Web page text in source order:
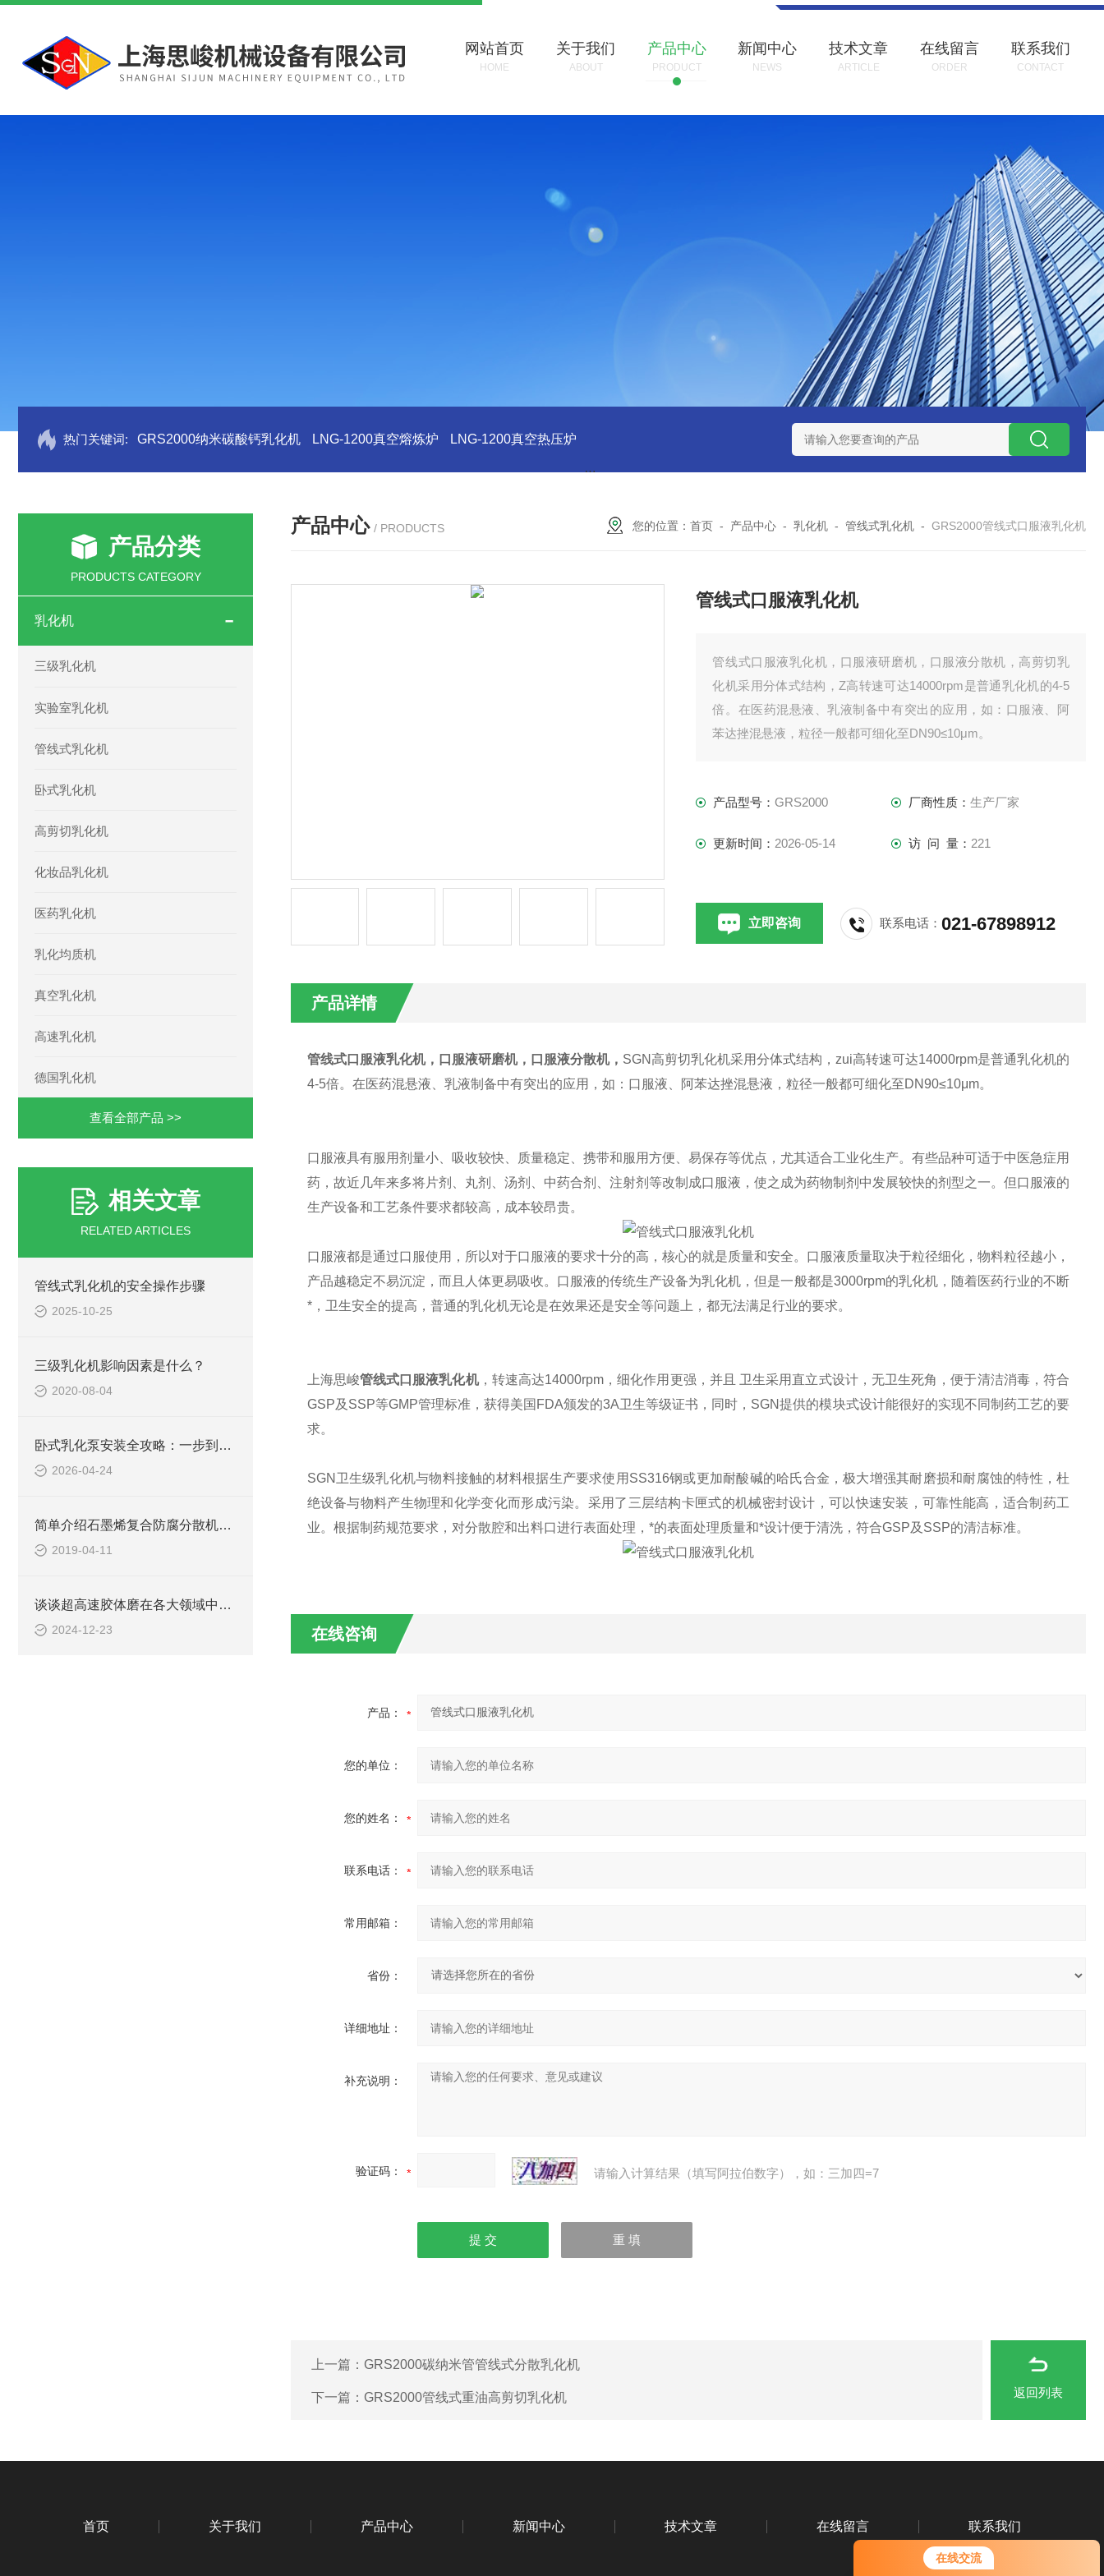
在线交流
网站首页
HOME
关于我们
ABOUT
产品中心
PRODUCT
新闻中心
NEWS
技术文章
ARTICLE
在线留言
ORDER
联系我们
CONTACT
热门关键词: GRS2000纳米碳酸钙乳化机 LNG-1200真空熔炼炉 LNG-1200真空热压炉 LNHZ-1200碳包覆回转炉 LNHZ-1200可倾斜式回转炉
产品分类
PRODUCTS CATEGORY
乳化机
三级乳化机
实验室乳化机
管线式乳化机
卧式乳化机
高剪切乳化机
化妆品乳化机
医药乳化机
乳化均质机
真空乳化机
高速乳化机
德国乳化机
查看全部产品 >>
相关文章
RELATED ARTICLES
管线式乳化机的安全操作步骤
2025-10-25
三级乳化机影响因素是什么？
2020-08-04
卧式乳化泵安装全攻略：一步到位，告别安装难题！
2026-04-24
简单介绍石墨烯复合防腐分散机的工艺流程
2019-04-11
谈谈超高速胶体磨在各大领域中的作用
2024-12-23
产品中心 / PRODUCTS 您的位置： 首页 - 产品中心 - 乳化机 - 管线式乳化机 - GRS2000管线式口服液乳化机
管线式口服液乳化机
管线式口服液乳化机，口服液研磨机，口服液分散机，高剪切乳
化机采用分体式结构，Z高转速可达14000rpm是普通乳化机的4-5
倍。在医药混悬液、乳液制备中有突出的应用，如：口服液、阿
苯达挫混悬液，粒径一般都可细化至DN90≤10μm。
产品型号：GRS2000 厂商性质： 生产厂家
更新时间： 2026-05-14 访 问 量： 221
立即咨询 联系电话：021-67898912
产品详情
管线式口服液乳化机，口服液研磨机，口服液分散机， SGN高剪切乳化机采用分体式结构，zui高转速可达14000rpm是普通乳化机的
4-5倍。在医药混悬液、乳液制备中有突出的应用，如：口服液、阿苯达挫混悬液，粒径一般都可细化至DN90≤10μm。
口服液具有服用剂量小、吸收较快、质量稳定、携带和服用方便、易保存等优点，尤其适合工业化生产。有些品种可适于中医急症用
药，故近几年来多将片剂、丸剂、汤剂、中药合剂、注射剂等改制成口服液，使之成为药物制剂中发展较快的剂型之一。但口服液的
生产设备和工艺条件要求都较高，成本较昂贵。
口服液都是通过口服使用，所以对于口服液的要求十分的高，核心的就是质量和安全。口服液质量取决于粒径细化，物料粒径越小，
产品越稳定不易沉淀，而且人体更易吸收。口服液的传统生产设备为乳化机，但是一般都是3000rpm的乳化机，随着医药行业的不断
*，卫生安全的提高，普通的乳化机无论是在效果还是安全等问题上，都无法满足行业的要求。
上海思峻管线式口服液乳化机，转速高达14000rpm，细化作用更强，并且 卫生采用直立式设计，无卫生死角，便于清洁消毒，符合
GSP及SSP等GMP管理标准，获得美国FDA颁发的3A卫生等级证书，同时，SGN提供的模块式设计能很好的实现不同制药工艺的要
求。
SGN卫生级乳化机与物料接触的材料根据生产要求使用SS316钢或更加耐酸碱的哈氏合金，极大增强其耐磨损和耐腐蚀的特性，杜
绝设备与物料产生物理和化学变化而形成污染。采用了三层结构卡匣式的机械密封设计，可以快速安装，可靠性能高，适合制药工
业。根据制药规范要求，对分散腔和出料口进行表面处理，*的表面处理质量和*设计便于清洗，符合GSP及SSP的清洁标准。
在线咨询
产品：
您的单位：
您的姓名：
联系电话：
常用邮箱：
省份：
详细地址：
补充说明：
验证码： 请输入计算结果（填写阿拉伯数字），如：三加四=7
上一篇： GRS2000碳纳米管管线式分散乳化机
下一篇： GRS2000管线式重油高剪切乳化机 返回列表
首页 关于我们 产品中心 新闻中心 技术文章 在线留言 联系我们